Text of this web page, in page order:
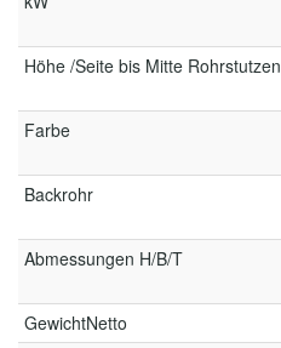
Höhe /Seite bis Mitte Rohrstutzen
Farbe
Backrohr
Abmessungen H/B/T
GewichtNetto